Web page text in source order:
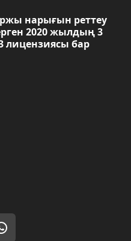
нарығын реттеу
2020 жылдың 3
лицензиясы бар